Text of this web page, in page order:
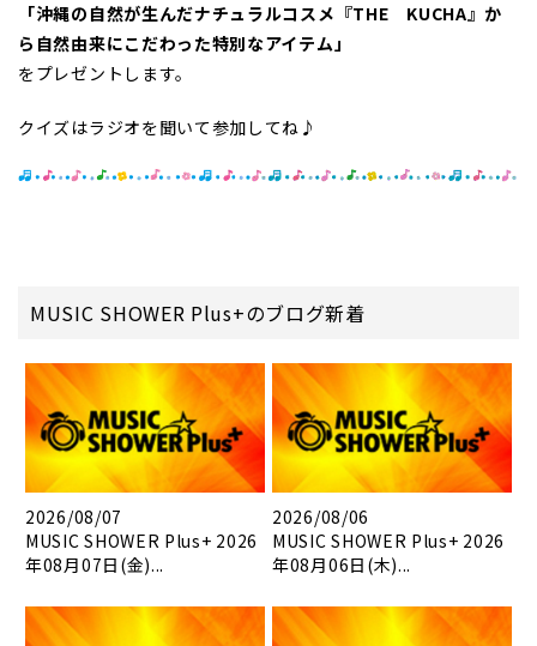
「沖縄の自然が生んだナチュラルコスメ『THE KUCHA』か
ら自然由来にこだわった特別なアイテム」
をプレゼントします。
クイズはラジオを聞いて参加してね♪
MUSIC SHOWER Plus+のブログ新着
2026/08/07
MUSIC SHOWER Plus+ 2026
年08月07日(金)...
2026/08/06
MUSIC SHOWER Plus+ 2026
年08月06日(木)...